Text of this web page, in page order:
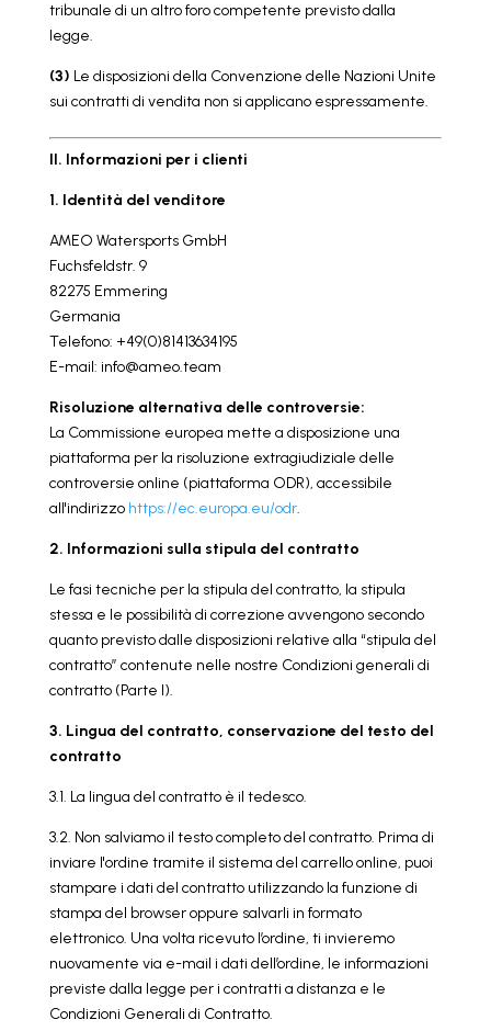
tribunale di un altro foro competente previsto dalla
legge.
(3) Le disposizioni della Convenzione delle Nazioni Unite
sui contratti di vendita non si applicano espressamente.
II. Informazioni per i clienti
1. Identità del venditore
AMEO Watersports GmbH
Fuchsfeldstr. 9
82275 Emmering
Germania
Telefono: +49(0)81413634195
E-mail: info@ameo.team
Risoluzione alternativa delle controversie:
La Commissione europea mette a disposizione una
piattaforma per la risoluzione extragiudiziale delle
controversie online (piattaforma ODR), accessibile
all'indirizzo https://ec.europa.eu/odr.
2. Informazioni sulla stipula del contratto
Le fasi tecniche per la stipula del contratto, la stipula
stessa e le possibilità di correzione avvengono secondo
quanto previsto dalle disposizioni relative alla “stipula del
contratto” contenute nelle nostre Condizioni generali di
contratto (Parte I).
3. Lingua del contratto, conservazione del testo del
contratto
3.1. La lingua del contratto è il tedesco.
3.2. Non salviamo il testo completo del contratto. Prima di
inviare l'ordine tramite il sistema del carrello online, puoi
stampare i dati del contratto utilizzando la funzione di
stampa del browser oppure salvarli in formato
elettronico. Una volta ricevuto l’ordine, ti invieremo
nuovamente via e-mail i dati dell’ordine, le informazioni
previste dalla legge per i contratti a distanza e le
Condizioni Generali di Contratto.